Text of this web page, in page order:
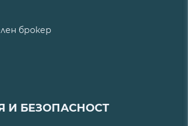
брокер
И БЕЗОПАСНОСТ